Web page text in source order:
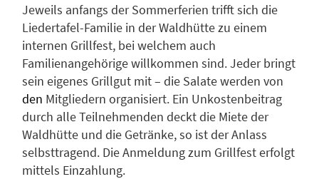
Jeweils anfangs der Sommerferien trifft sich die
Liedertafel-Familie in der Waldhütte zu einem
internen Grillfest, bei welchem auch
Familienangehörige willkommen sind. Jeder bringt
sein eigenes Grillgut mit – die Salate werden von
den Mitgliedern organisiert. Ein Unkostenbeitrag
durch alle Teilnehmenden deckt die Miete der
Waldhütte und die Getränke, so ist der Anlass
selbsttragend. Die Anmeldung zum Grillfest erfolgt
mittels Einzahlung.